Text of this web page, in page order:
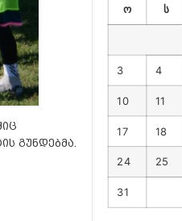
გუნდებმა.
ო ს
3 4
10 11
17 18
24 25
31